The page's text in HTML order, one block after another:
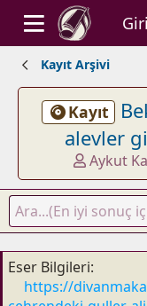
Kayıt Arşivi
Kayıt
alevler
K
o
n
u
y
u
b
a
Aykut
Eser Bilgileri
https://